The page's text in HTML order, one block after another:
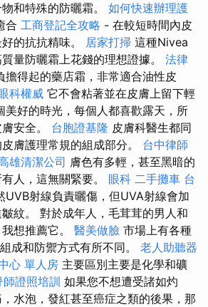
和特殊的防曬霜。 如何快速辦理護
合 工商登記全攻略 - 在較短時間內皮
的抗抗精味。 居家打掃 這種Nivea
量防曬霜上花錢的理想證據。 法律
擔得起的藥店霜，非常適合油性皮
科權威 它不會粘著並在皮膚上留下輕
美好的時光，每個人都喜歡露天，所
安全。 台胞證基隆 皮膚科醫生都同
膚護理常規的組成部分。 台中律師
雄清潔公司 膚色有多輕，甚至黑暗的
人，這無關緊要。 眼科 二手攤車 台
UVB射線負責曬傷，但UVA射線會加
紋。 對於成年人，毛茸茸的男人和
想推薦它。 醫美做臉 市場上有各種
成和防禦方式有所不同。 老人助聽器
心 單人房 主要區別主要是化學和礦
師證照培訓 如果您不想遭受諸如灼
水泡，發紅甚至癌症之類的後果，那